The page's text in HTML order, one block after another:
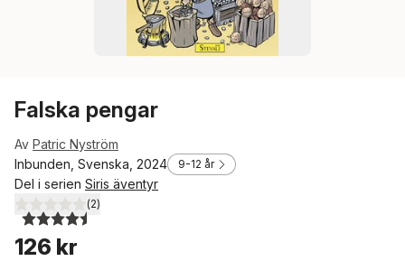
Falska pengar
Av Patric Nyström
Inbunden, Svenska, 2024
9-12 år
Del i serien Siris äventyr
4,5utav 5 stjärnor. Totalt antal röster:
(2)
126 kr